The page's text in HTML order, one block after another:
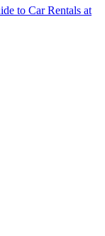
to Car Rentals at